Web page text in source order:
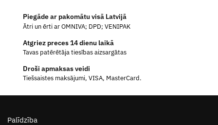
Piegāde ar pakomātu visā Latvijā
Ātri un ērti ar OMNIVA; DPD; VENIPAK
Atgriez preces 14 dienu laikā
Tavas patērētāja tiesības aizsargātas
Droši apmaksas veidi
Tiešsaistes maksājumi, VISA, MasterCard.
Palīdzība